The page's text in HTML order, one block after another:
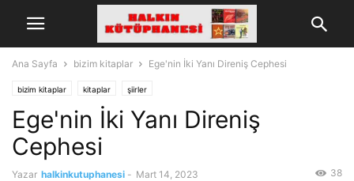
Ana Sayfa bizim kitaplar Ege'nin İki Yanı Direniş Cephesi
bizim kitaplar kitaplar şiirler
Ege'nin İki Yanı Direniş
Cephesi
Yazar halkinkutuphanesi - Mart 14, 2023 38